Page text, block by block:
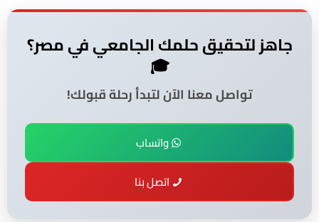
جاهز لتحقيق حلمك الجامعي في مصر؟
🎓
تواصل معنا الآن لتبدأ رحلة قبولك!
واتساب
اتصل بنا